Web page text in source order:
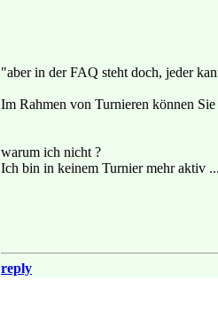
"aber in der FAQ steht doch, jeder
Im Rahmen von Turnieren können
warum ich nicht ?
Ich bin in keinem Turnier mehr aktiv
reply